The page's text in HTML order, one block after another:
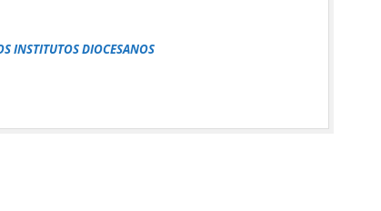
INSTITUTOS DIOCESANOS